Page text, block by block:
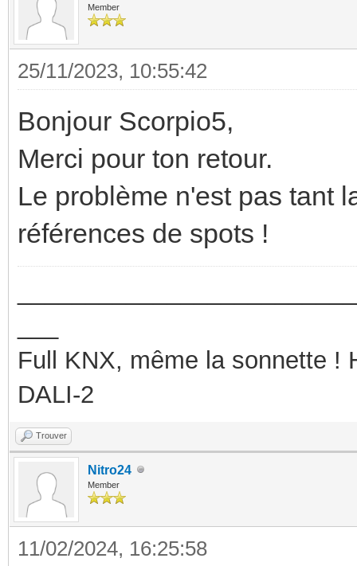
Member
25/11/2023, 10:55:42
Bonjour Scorpio5,
Merci pour ton retour.
Le problème n'est pas tant
références de spots !
Full KNX, même la sonnette !
DALI-2
Trouver
Nitro24
Member
11/02/2024, 16:25:58